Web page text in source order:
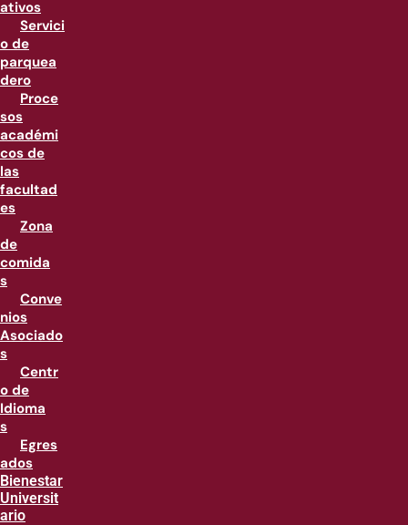
ativos
Servici
o de
parquea
dero
Proce
sos
académi
cos de
las
facultad
es
Zona
de
comida
s
Conve
nios
Asociado
s
Centr
o de
Idioma
s
Egres
ados
Bienestar
Universit
ario